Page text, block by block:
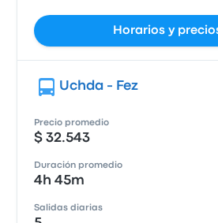
Horarios y
Uchda - Fez
Precio promedio
$ 32.543
Duración promedio
4h 45m
Salidas diarias